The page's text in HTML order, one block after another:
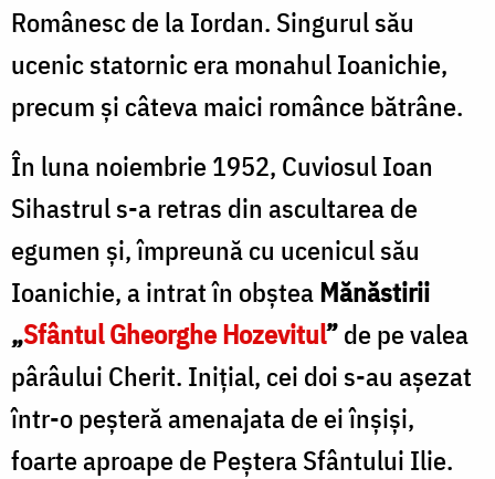
Românesc de la Iordan. Singurul său
ucenic statornic era monahul Ioanichie,
precum şi câteva maici românce bătrâne.
În luna noiembrie 1952, Cuviosul Ioan
Sihastrul s-a retras din ascultarea de
egumen şi, împreună cu ucenicul său
Ioanichie, a intrat în obşteaMănăstirii
„Sfântul Gheorghe Hozevitul”de pe valea
pârâului Cherit. Iniţial, cei doi s-au aşezat
într-o peşteră amenajata de ei înşişi,
foarte aproape de Peştera Sfântului Ilie.